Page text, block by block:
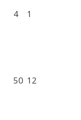
4 1
50 12